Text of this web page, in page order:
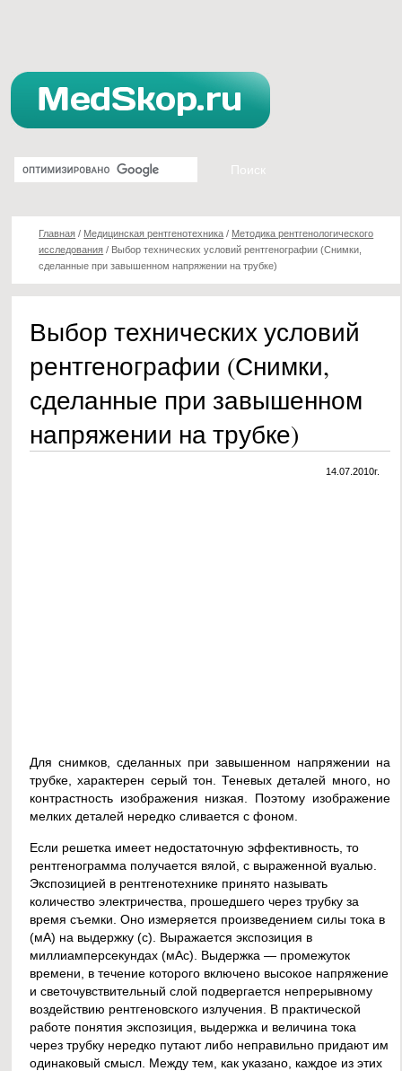
Главная / Медицинская рентгенотехника / Методика рентгенологического
исследования / Выбор технических условий рентгенографии (Снимки,
сделанные при завышенном напряжении на трубке)
Выбор технических условий
рентгенографии (Снимки,
сделанные при завышенном
напряжении на трубке)
14.07.2010г.
Для снимков, сделанных при завышенном напряжении на
трубке, характерен серый тон. Теневых деталей много, но
контрастность изображения низкая. Поэтому изображение
мелких деталей нередко сливается с фоном.
Если решетка имеет недостаточную эффективность, то
рентгенограмма получается вялой, с выраженной вуалью.
Экспозицией в рентгенотехнике принято называть
количество электричества, прошедшего через трубку за
время съемки. Оно измеряется произведением силы тока в
(мА) на выдержку (с). Выражается экспозиция в
миллиамперсекундах (мАс). Выдержка — промежуток
времени, в течение которого включено высокое напряжение
и светочувствительный слой подвергается непрерывному
воздействию рентгеновского излучения. В практической
работе понятия экспозиция, выдержка и величина тока
через трубку нередко путают либо неправильно придают им
одинаковый смысл. Между тем, как указано, каждое из этих